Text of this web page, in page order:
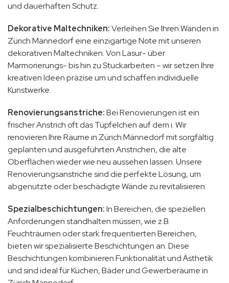
und dauerhaften Schutz.
Dekorative Maltechniken:Verleihen Sie Ihren Wänden in
Zürich Männedorf eine einzigartige Note mit unseren
dekorativen Maltechniken. Von Lasur- über
Marmorierungs- bis hin zu Stuckarbeiten – wir setzen Ihre
kreativen Ideen präzise um und schaffen individuelle
Kunstwerke.
Renovierungsanstriche:Bei Renovierungen ist ein
frischer Anstrich oft das Tüpfelchen auf dem i. Wir
renovieren Ihre Räume in Zürich Männedorf mit sorgfältig
geplanten und ausgeführten Anstrichen, die alte
Oberflächen wieder wie neu aussehen lassen. Unsere
Renovierungsanstriche sind die perfekte Lösung, um
abgenutzte oder beschädigte Wände zu revitalisieren.
Spezialbeschichtungen:In Bereichen, die speziellen
Anforderungen standhalten müssen, wie z.B.
Feuchträumen oder stark frequentierten Bereichen,
bieten wir spezialisierte Beschichtungen an. Diese
Beschichtungen kombinieren Funktionalität und Ästhetik
und sind ideal für Küchen, Bäder und Gewerberäume in